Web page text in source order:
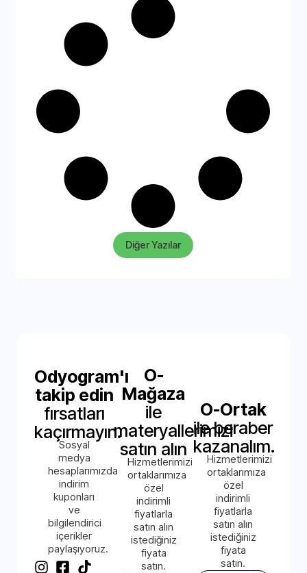
Diğer Yazılar
Odyogram'ı
takip edin
fırsatları
kaçırmayın.
Sosyal
medya
hesaplarımızda
indirim
kuponları
ve
bilgilendirici
içerikler
paylaşıyoruz.
O-
Mağaza
ile
materyallerimizi
satın alın
Hizmetlerimizi
ortaklarımıza
özel
indirimli
fiyatlarla
satın alın
istediğiniz
fiyata
satın.
O-Ortak
ile beraber
kazanalım.
Hizmetlerimizi
ortaklarımıza
özel
indirimli
fiyatlarla
satın alın
istediğiniz
fiyata
satın.